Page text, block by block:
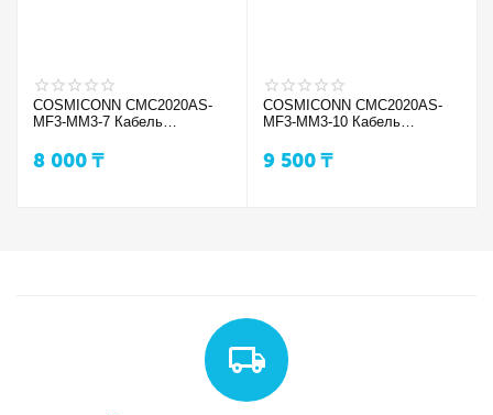
COSMICONN CMC2020AS-
MF3-MM3-7 Кабель
8 000₸
COSMICONN CMC2020AS-
MF3-MM3-10 Кабель
9 500₸